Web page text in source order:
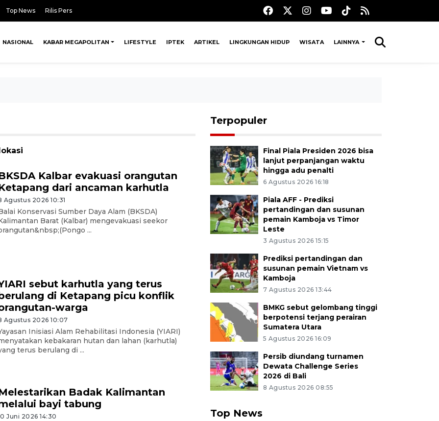
Top News Rilis Pers
NASIONAL KABAR MEGAPOLITAN LIFESTYLE IPTEK ARTIKEL LINGKUNGAN HIDUP WISATA LAINNYA
Kalbar evakuasi orangutan
dari ancaman karhutla
Agustus 2026 10:31
Konservasi Sumber Daya Alam (BKSDA)
Barat (Kalbar) mengevakuasi seekor
...
sebut karhutla yang terus
di Ketapang picu konflik
warga
Agustus 2026 10:07
Inisiasi Alam Rehabilitasi Indonesia (YIARI)
kebakaran hutan dan lahan (karhutla)
terus berulang di ...
Badak Kalimantan
bayi tabung
Juni 2026 14:30
Terpopuler
Final Piala Presiden 2026 bisa
lanjut perpanjangan waktu
hingga adu penalti
6 Agustus 2026 16:18
Piala AFF - Prediksi
pertandingan dan susunan
pemain Kamboja vs Timor
Leste
3 Agustus 2026 15:15
Prediksi pertandingan dan
susunan pemain Vietnam vs
Kamboja
7 Agustus 2026 13:44
BMKG sebut gelombang tinggi
berpotensi terjang perairan
Sumatera Utara
5 Agustus 2026 16:09
Persib diundang turnamen
Dewata Challenge Series
2026 di Bali
8 Agustus 2026 08:55
Top News